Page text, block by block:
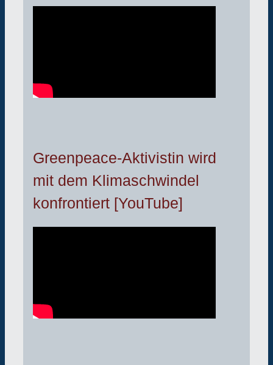
Greenpeace-Aktivistin wird
mit dem Klimaschwindel
konfrontiert [YouTube]